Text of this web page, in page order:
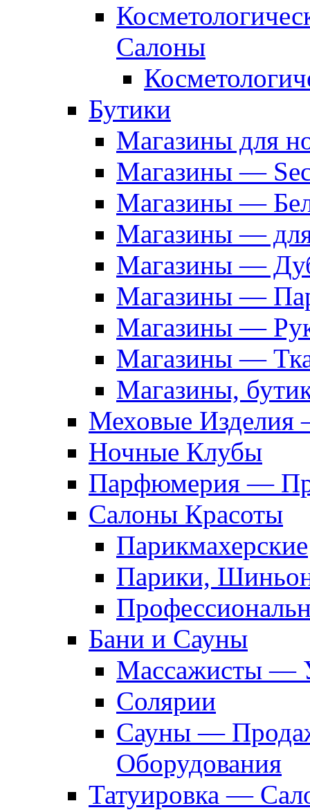
Салоны
Бутики
Магазины для
Магазины —
Магазины —
Магазины —
Магазины —
Магазины —
Магазины —
Магазины —
Магазины,
Меховые Изделия
Ночные Клубы
Парфюмерия —
Салоны Красоты
Парикмахерские
Парики,
Бани и Сауны
Массажисты —
Солярии
Сауны —
Оборудования
Татуировка —